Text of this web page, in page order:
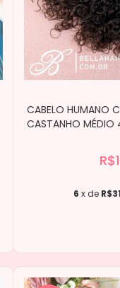
CABELO HUMANO
CASTANHO
6 x de